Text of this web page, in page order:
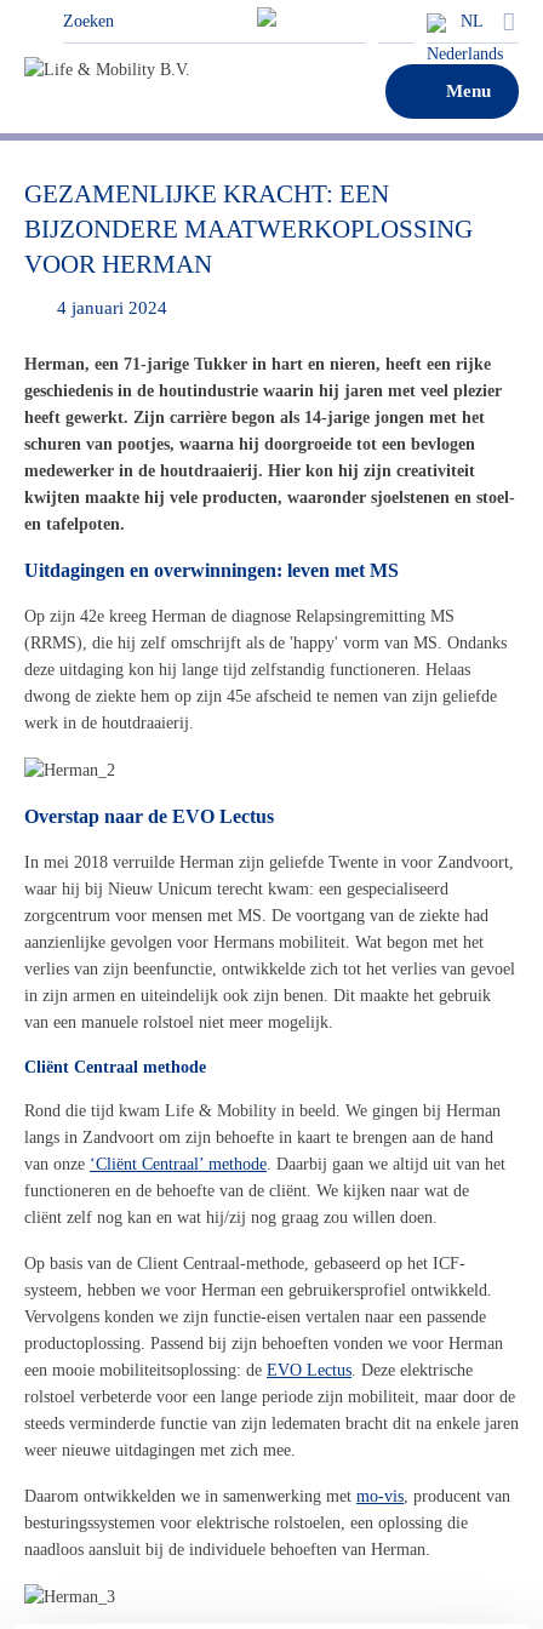
NL
Menu
GEZAMENLIJKE KRACHT: EEN
BIJZONDERE MAATWERKOPLOSSING
VOOR HERMAN
4 januari 2024
Herman, een 71-jarige Tukker in hart en nieren, heeft een rijke
geschiedenis in de houtindustrie waarin hij jaren met veel plezier
heeft gewerkt. Zijn carrière begon als 14-jarige jongen met het
schuren van pootjes, waarna hij doorgroeide tot een bevlogen
medewerker in de houtdraaierij. Hier kon hij zijn creativiteit
kwijten maakte hij vele producten, waaronder sjoelstenen en stoel-
en tafelpoten.
Uitdagingen en overwinningen: leven met MS
Op zijn 42e kreeg Herman de diagnose Relapsingremitting MS
(RRMS), die hij zelf omschrijft als de 'happy' vorm van MS. Ondanks
deze uitdaging kon hij lange tijd zelfstandig functioneren. Helaas
dwong de ziekte hem op zijn 45e afscheid te nemen van zijn geliefde
werk in de houtdraaierij.
Overstap naar de EVO Lectus
In mei 2018 verruilde Herman zijn geliefde Twente in voor Zandvoort,
waar hij bij Nieuw Unicum terecht kwam: een gespecialiseerd
zorgcentrum voor mensen met MS. De voortgang van de ziekte had
aanzienlijke gevolgen voor Hermans mobiliteit. Wat begon met het
verlies van zijn beenfunctie, ontwikkelde zich tot het verlies van gevoel
in zijn armen en uiteindelijk ook zijn benen. Dit maakte het gebruik
van een manuele rolstoel niet meer mogelijk
Cliënt Centraal methode
Rond die tijd kwam Life & Mobility in beeld. We gingen bij Herman
langs in Zandvoort om zijn behoefte in kaart te brengen aan de hand
van onze ‘Cliënt Centraal’ methode . Daarbij gaan we altijd uit van het
functioneren en de behoefte van de cliënt. We kijken naar wat de
cliënt zelf nog kan en wat hij/zij nog graag zou willen doen
Op basis van de Client Centraal-methode, gebaseerd op het ICF-
systeem hebben we voor Herman een gebruikersprofiel ontwikkeld
Vervolgens konden we zijn functie-eisen vertalen naar een passende
productoplossing Passend bij zijn behoeften vonden we voor Herman
een mooie mobiliteitsoplossing: de EVO Lectus . Deze elektrische
rolstoel verbeterde voor een lange periode zijn mobiliteit , maar door de
steeds verminderde functie van zijn ledematen bracht dit na enkele jaren
weer nieuwe uitdagingen met zich mee.
Daarom ontwikkelden we in samenwerking met mo-vis , producent van
besturingssystemen voor elektrische rolstoelen, een oplossing die
naadloos aansluit bij de individuele behoeften van Herman.